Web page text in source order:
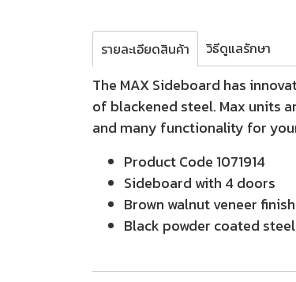
รายละเอียดสินค้า วิธีดูแลรักษา
The MAX Sideboard has
of blackened steel. Max units
and many functionality for
Product Code 1071914
Sideboard with 4 doors
Brown walnut veneer finish
Black powder coated